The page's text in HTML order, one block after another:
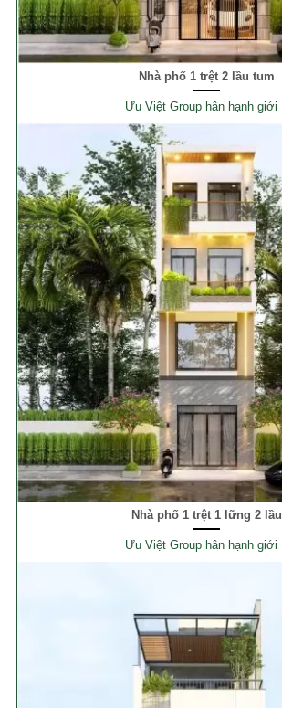
Nhà phố 1 trệt 2 lầu tum
Ưu Việt Group hân hạnh giới ..
Nhà phố 1 trệt 1 lững 2 lầu
Ưu Việt Group hân hạnh giới ..